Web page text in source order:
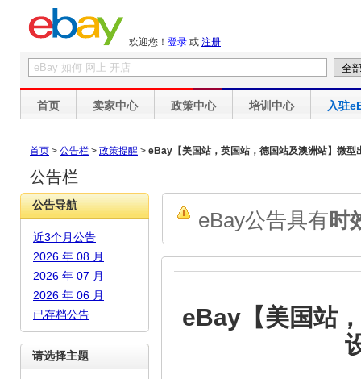
欢迎您！ 登录 或 注册
首页 卖家中心 政策中心 培训中心 入驻
首页 > 公告栏 > 政策提醒 > eBay【美国站，英国站，德国站及澳洲站】微型
公告栏
公告导航
近3个月公告
2026 年 08 月
2026 年 07 月
2026 年 06 月
已存档公告
请选择主题
eBay公告具有时
eBay【美国站